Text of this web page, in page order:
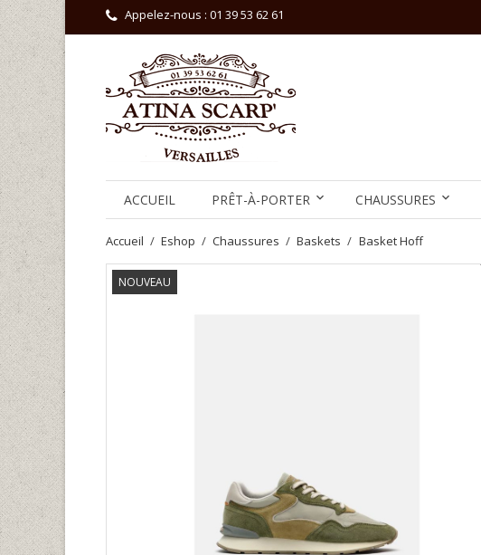
Appelez-nous : 01 39 53 62 61
ACCUEIL PRÊT-À-PORTER CHAUSSURES
Accueil Eshop Chaussures Baskets Basket Hoff
NOUVEAU